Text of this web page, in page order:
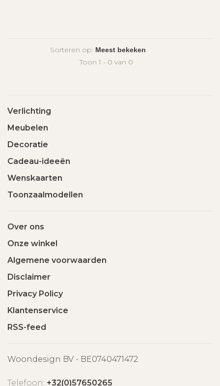
Sorteren op:
Toon 1 - 0 van 0
Verlichting
Meubelen
Decoratie
Cadeau-ideeën
Wenskaarten
Toonzaalmodellen
Over ons
Onze winkel
Algemene voorwaarden
Disclaimer
Privacy Policy
Klantenservice
RSS-feed
Woondesign BV - BE0740471472
Telefoon: +32(0)57650265